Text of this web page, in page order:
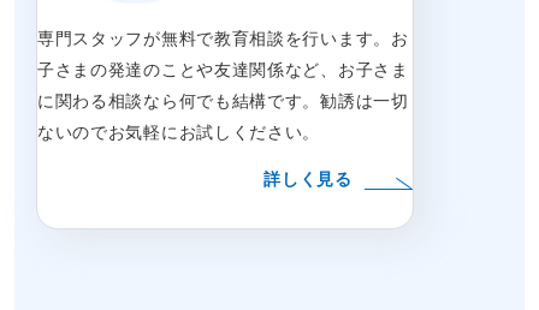
専門スタッフが無料で教育相談を行います。お
子さまの発達のことや友達関係など、お子さま
に関わる相談なら何でも結構です。勧誘は一切
ないのでお気軽にお試しください。
詳しく見る